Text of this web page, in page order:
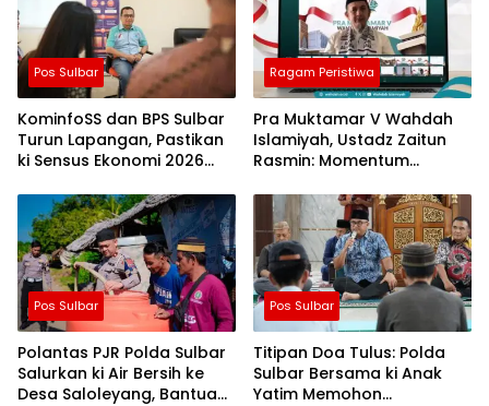
Pos Sulbar
KominfoSS dan BPS Sulbar
Turun Lapangan, Pastikan
ki Sensus Ekonomi 2026
Akurat
Ragam Peristiwa
Pra Muktamar V Wahdah
Islamiyah, Ustadz Zaitun
Rasmin: Momentum
Evaluasi Perjalanan
Dakwah
Pos Sulbar
Polantas PJR Polda Sulbar
Salurkan ki Air Bersih ke
Desa Saloleyang, Bantuan
Pos Sulbar
Titipan Doa Tulus: Polda
Sulbar Bersama ki Anak
Yatim Memohon